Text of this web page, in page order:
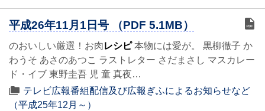
平成26年11月1日号 （PDF 5.1MB）
のおいしい厳選！お肉レシピ本物には愛が。 黒柳徹子 か
わうそ あさのあつこ ラストレター さだまさし マスカレー
ド・イブ 東野圭吾 児 童 真夜…
テレビ広報番組配信及び広報ぎふによるお知らせなど
（平成25年12月～）